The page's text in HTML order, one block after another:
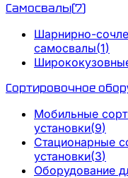
Самосвалы(7)
Шарнирно-
самосвалы(1)
Сортировочное
Мобильные
установки(9)
Стационарные
установки(3)
Оборудование